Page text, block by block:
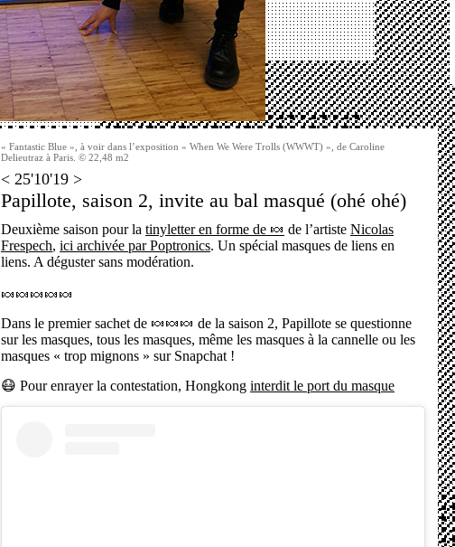
« Fantastic Blue », à voir dans l’exposition « When We Were Trolls (WWWT) », de Caroline
Delieutraz à Paris. © 22,48 m2
< 25'10'19 >
Papillote, saison 2, invite au bal masqué (ohé ohé)
Deuxième saison pour la tinyletter en forme de 🍬 de l’artiste Nicolas
Frespech, ici archivée par Poptronics. Un spécial masques de liens en
liens. A déguster sans modération.
🍬🍬🍬🍬🍬
Dans le premier sachet de 🍬🍬🍬 de la saison 2, Papillote se questionne
sur les masques, tous les masques, même les masques à la cannelle ou les
masques « trop mignons » sur Snapchat !
😷 Pour enrayer la contestation, Hongkong interdit le port du masque